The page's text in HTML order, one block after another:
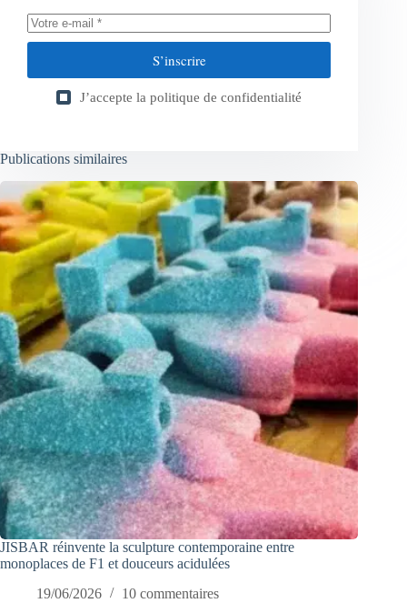
S’inscrire
J’accepte la politique de confidentialité
Publications similaires
JISBAR réinvente la sculpture contemporaine entre
monoplaces de F1 et douceurs acidulées
19/06/2026
10 commentaires